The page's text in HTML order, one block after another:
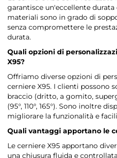
garantisce un'eccellente durata
materiali sono in grado di
senza compromettere le
durata.
Quali opzioni di
X95?
Offriamo diverse opzioni di
cerniere X95. I clienti possono
braccio (dritto, a gomito,
(95°, 110°, 165°). Sono inoltre
migliorare la funzionalità e
Quali vantaggi apportano le
Le cerniere X95 apportano
una chiusura fluida e